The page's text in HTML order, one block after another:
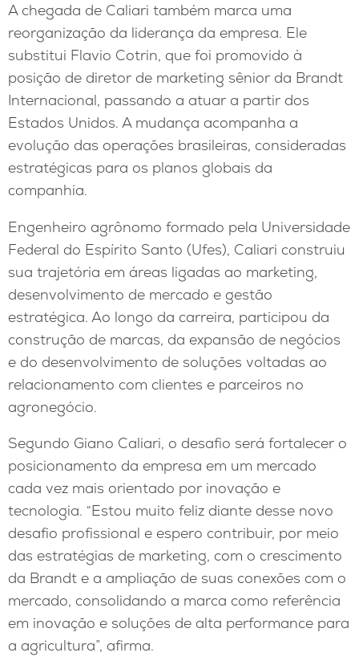
A chegada de Caliari também marca uma
reorganização da liderança da empresa. Ele
substitui Flavio Cotrin, que foi promovido à
posição de diretor de marketing sênior da Brandt
Internacional, passando a atuar a partir dos
Estados Unidos. A mudança acompanha a
evolução das operações brasileiras, consideradas
estratégicas para os planos globais da
companhia.
Engenheiro agrônomo formado pela Universidade
Federal do Espírito Santo (Ufes), Caliari construiu
sua trajetória em áreas ligadas ao marketing,
desenvolvimento de mercado e gestão
estratégica. Ao longo da carreira, participou da
construção de marcas, da expansão de negócios
e do desenvolvimento de soluções voltadas ao
relacionamento com clientes e parceiros no
agronegócio.
Segundo Giano Caliari, o desafio será fortalecer o
posicionamento da empresa em um mercado
cada vez mais orientado por inovação e
tecnologia. “Estou muito feliz diante desse novo
desafio profissional e espero contribuir, por meio
das estratégias de marketing, com o crescimento
da Brandt e a ampliação de suas conexões com o
mercado, consolidando a marca como referência
em inovação e soluções de alta performance para
a agricultura”, afirma.